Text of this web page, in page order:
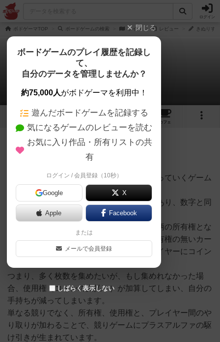
ログイン
ボドゲーマTOP ボードゲームの検索 ライツ レビュー きぬりす
ライツ
きぬりすさんのレビュー
4 3
カフェ
208名 0名 0 約10年前
数字と絵柄の描かれたカードをコインで競っていくゲーム
５〜１０の数字と模様が書かれたカードがあり、数字と同
じ枚数があります。
そのカードをより多く集めた人が、その絵柄の所有権とな
り、ゲーム終了時に、他のプレイヤーが所有権の無いカー
ドを持っている場合、所有権を持ったプレイヤーにコイン
を支払わないといけません。
つまり、多く枚数を集めたいが、もし集めれなかった場
合、使用権（コインの支払い）が加算してしまい、自分の
手持ちが減ってしまいます。
単なる競りでなく、所有権、使用権と、プレイヤー間のや
り取りが加わることで、競りゲームにプラスアルファの駆
け引きが生まれています。
閉じる
ボードゲームのプレイ履歴を記録し
て、
自分のデータを管理しませんか？
約75,000人がボドゲーマを利用中！
遊んだボードゲームを記録する
気になるゲームのレビューを読む
お気に入り作品・所有リストの共
有
ログイン / 会員登録（10秒）
Google X
Apple Facebook
または
メールで会員登録
しばらく表示しない